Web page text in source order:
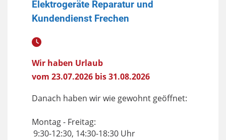
Elektrogeräte Reparatur und
Kundendienst Frechen
Wir haben Urlaub
vom 23.07.2026 bis 31.08.2026
Danach haben wir wie gewohnt geöffnet:
Montag - Freitag:
9:30-12:30, 14:30-18:30 Uhr